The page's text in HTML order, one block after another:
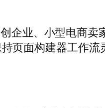
企业、小型电商卖
页面构建器工作流